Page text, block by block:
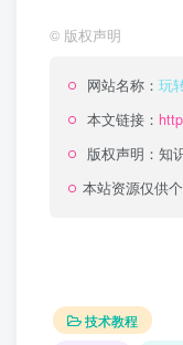
© 版权声明
网站名称： 玩
本文链接：
版权声明： 知
本站资源仅供
技术教程